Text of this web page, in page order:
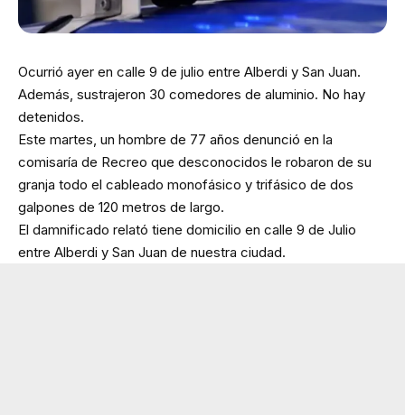
Ocurrió ayer en calle 9 de julio entre Alberdi y San Juan.
Además, sustrajeron 30 comedores de aluminio. No hay
detenidos.
Este martes, un hombre de 77 años denunció en la
comisaría de Recreo que desconocidos le robaron de su
granja todo el cableado monofásico y trifásico de dos
galpones de 120 metros de largo.
El damnificado relató tiene domicilio en calle 9 de Julio
entre Alberdi y San Juan de nuestra ciudad.